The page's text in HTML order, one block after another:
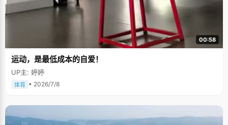
00:58
运动，是最低成本的自爱！
UP主: 婷婷
体育 • 2026/7/8